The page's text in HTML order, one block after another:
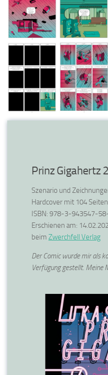
Prinz Gigahertz
Szenario und
Hardcover mit 104 Seiten
ISBN: 978-3-943547-
Erschienen am:
beim Zwerchfell Verlag
Der Comic wurde mir als
Verfügung gestellt. Meine